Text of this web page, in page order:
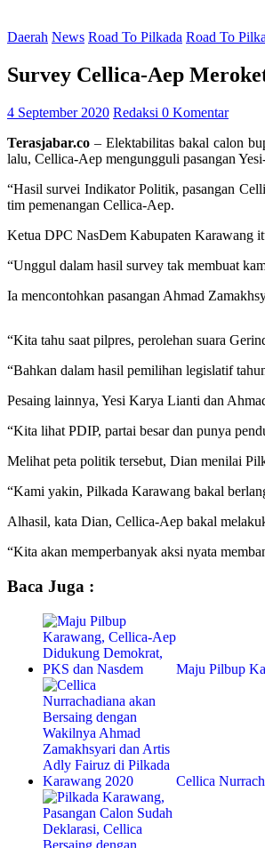
Daerah News Road To Pilkada Road To
Survey Cellica-Aep
4 September 2020 Redaksi 0 Komentar
Terasjabar.co – Elektabilitas bakal calon
lalu, Cellica-Aep mengungguli pasangan
“Hasil survei Indikator Politik, pasangan
tim pemenangan Cellica-Aep.
Ketua DPC NasDem Kabupaten Karawang
“Unggul dalam hasil survey tak membuat
Ia mencontohkan pasangan Ahmad
“Kita tahu saat pilpres, perolehan suara
“Bahkan dalam hasil pemilihan legislatif
Pesaing lainnya, Yesi Karya Lianti dan
“Kita lihat PDIP, partai besar dan punya
Melihat peta politik tersebut, Dian menilai
“Kami yakin, Pilkada Karawang bakal
Alhasil, kata Dian, Cellica-Aep bakal
“Kita akan memperbanyak aksi nyata
Baca Juga :
Maju Pilbup
Cellica